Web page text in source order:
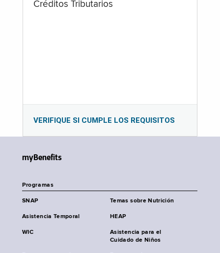
Créditos Tributarios
VERIFIQUE SI CUMPLE LOS REQUISITOS
myBenefits
Programas
SNAP Temas sobre Nutrición
Asistencia Temporal HEAP
WIC
Asistencia para el
Cuidado de Niños